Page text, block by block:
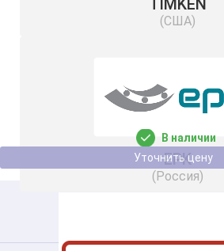
Подшипник UC 202 BSS
В наличии
Уточнить цену
(США)
EPK
(Россия)